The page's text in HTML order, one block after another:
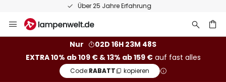
50 Tage kostenlose Retoure
Inhalt
Nur
02D 16H 23M 48S
EXTRA 10% ab 109 € & 13% ab 159 €auf fast alles
Code:RABATT kopieren